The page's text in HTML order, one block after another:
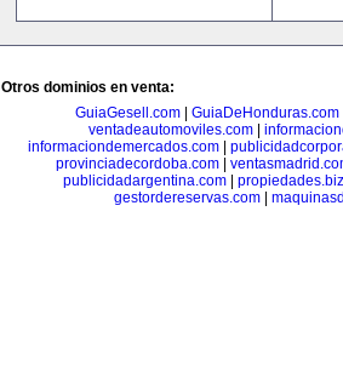
Otros dominios en venta:
GuiaGesell.com
GuiaDeHonduras.com
ventadeautomoviles.com|
informaciondemercados.com|
provinciadecordoba.com
publicidadargentina.com| propiedades.biz
gestordereservas.com